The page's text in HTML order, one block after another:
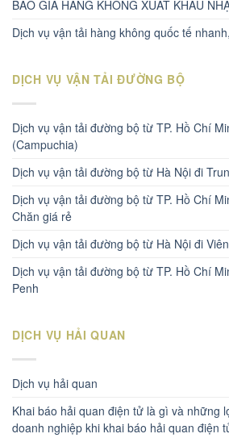
BÁO GIÁ HÀNG KHÔNG XUẤT KHẨU
Dịch vụ vận tải hàng không quốc tế
DỊCH VỤ VẬN TẢI ĐƯỜNG BỘ
Dịch vụ vận tải đường bộ từ TP. Hồ Chí
(Campuchia)
Dịch vụ vận tải đường bộ từ Hà Nội đi
Dịch vụ vận tải đường bộ từ TP. Hồ Chí
Chăn giá rẻ
Dịch vụ vận tải đường bộ từ Hà Nội đi
Dịch vụ vận tải đường bộ từ TP. Hồ Chí
Penh
DỊCH VỤ HẢI QUAN
Dịch vụ hải quan
Khai báo hải quan điện tử là gì và những
doanh nghiệp khi khai báo hải quan điện